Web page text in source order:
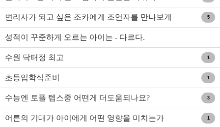
변리사가 되고 싶은 조카에게 조언자를 만나보게
하고 싶습니다. ..
5
성적이 꾸준하게 오르는 아이는 - 다르다.
수원 닥터정 최고 1
초등입학식준비 1
수능엔 토플 텝스중 어떤게 더도움되나요? 3
어른의 기대가 아이에게 어떤 영향을 미치는가 1